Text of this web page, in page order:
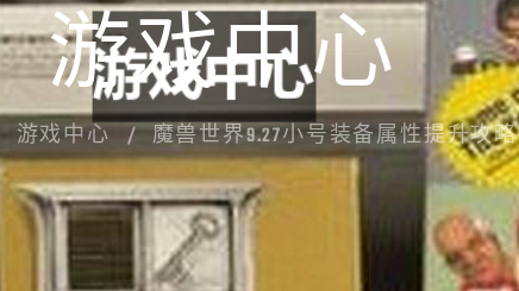
游戏中心
游戏中心 魔兽世界9.27小号装备属性提升攻略